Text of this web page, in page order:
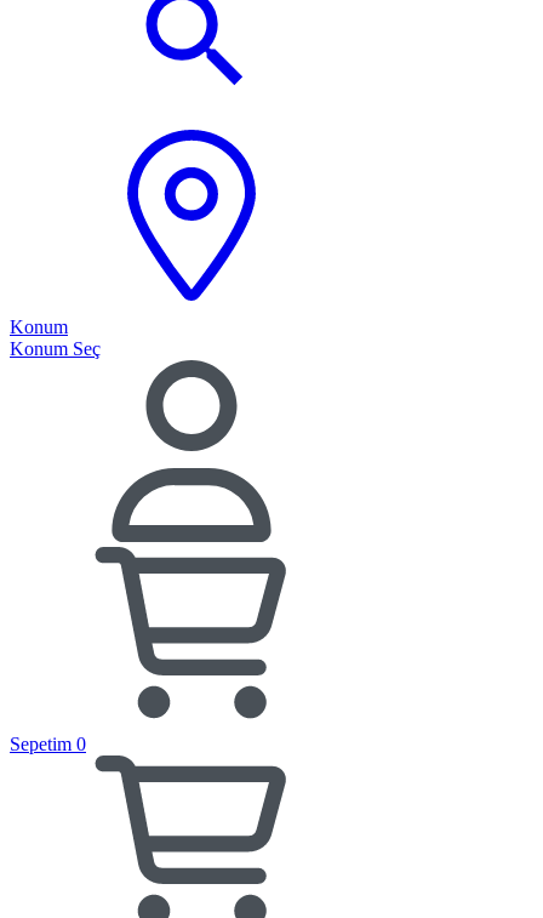
Konum
Konum Seç
Sepetim 0